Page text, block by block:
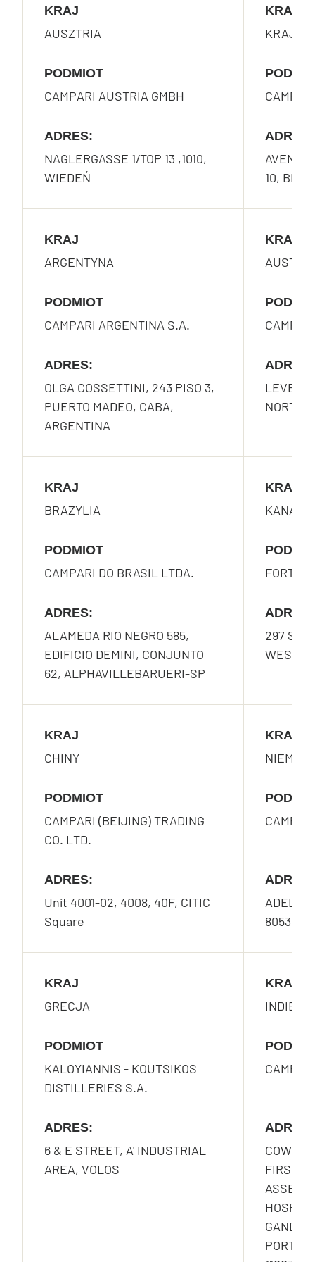
KRAJ
AUSZTRIA
KRAJ
KRAJE
PODMIOT
CAMPARI AUSTRIA GMBH
ADRES:
NAGLERGASSE 1/TOP 13 ,1010,
WIEDEŃ
ADRES:
10,
KRAJ
ARGENTYNA
KRAJ
PODMIOT
CAMPARI ARGENTINA S.A.
ADRES:
OLGA COSSETTINI, 243 PISO 3,
PUERTO MADEO, CABA,
ARGENTINA
ADRES:
LEVEL
NORTH
KRAJ
BRAZYLIA
KRAJ
KANADA
PODMIOT
CAMPARI DO BRASIL LTDA. FORTY
ADRES:
ALAMEDA RIO NEGRO 585,
EDIFICIO DEMINI, CONJUNTO
62, ALPHAVILLEBARUERI-SP
ADRES:
297
WEST,
KRAJ
CHINY
KRAJ
NIEMCY
PODMIOT
CAMPARI (BEIJING) TRADING
CO. LTD.
ADRES:
Unit 4001-02, 4008, 40F, CITIC
Square
ADRES:
80538
KRAJ
GRECJA
KRAJ
INDIE
PODMIOT
KALOYIANNIS - KOUTSIKOS
DISTILLERIES S.A.
ADRES:
6 & E STREET, A' INDUSTRIAL
AREA, VOLOS
ADRES:
FIRST
ASSET
GANDHI
PORT,